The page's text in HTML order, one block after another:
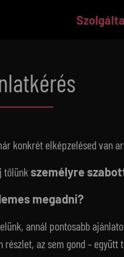
konkrét elképzelésed van
tőlünk személyre
megadni?
annál pontosabb
részlet, az sem gond – együtt